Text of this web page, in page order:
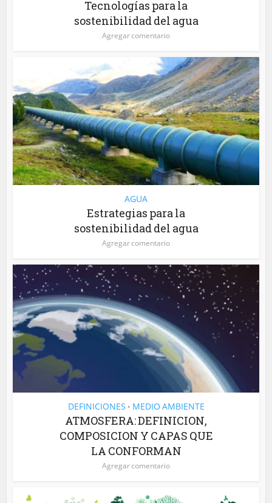
Tecnologías para la
sostenibilidad del agua
Agregar comentario
AGUA
Estrategias para la
sostenibilidad del agua
Agregar comentario
DEFINICIONES • MEDIO AMBIENTE
ATMOSFERA: DEFINICION,
COMPOSICION Y CAPAS QUE
LA CONFORMAN
Agregar comentario